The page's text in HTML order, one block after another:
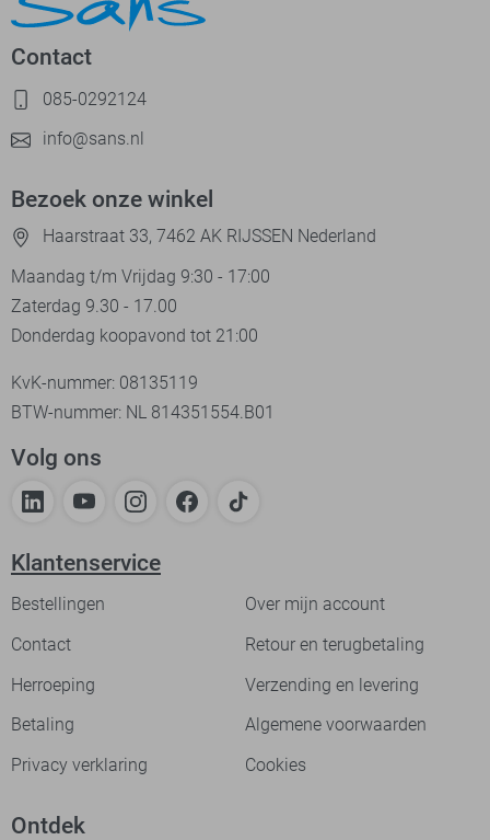
Contact
085-0292124
info@sans.nl
Bezoek onze winkel
Haarstraat 33, 7462 AK RIJSSEN Nederland
Maandag t/m Vrijdag 9:30 - 17:00
Zaterdag 9.30 - 17.00
Donderdag koopavond tot 21:00
KvK-nummer: 08135119
BTW-nummer: NL 814351554.B01
Volg ons
Klantenservice
Bestellingen
Over mijn account
Contact
Retour en terugbetaling
Herroeping
Verzending en levering
Betaling
Algemene voorwaarden
Privacy verklaring
Cookies
Ontdek